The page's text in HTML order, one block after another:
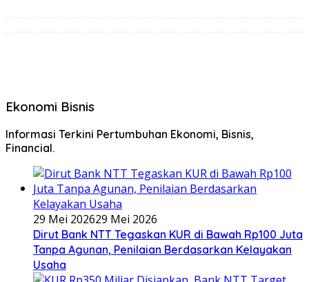
Ekonomi Bisnis
Informasi Terkini Pertumbuhan Ekonomi, Bisnis,
Financial.
29 Mei 202629 Mei 2026
Dirut Bank NTT Tegaskan KUR di Bawah Rp100 Juta
Tanpa Agunan, Penilaian Berdasarkan Kelayakan
Usaha